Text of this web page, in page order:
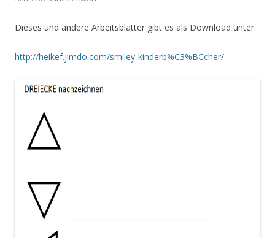
Dieses und andere Arbeitsblätter gibt es als Download unter
http://heikef.jimdo.com/smiley-kinderb%C3%BCcher/